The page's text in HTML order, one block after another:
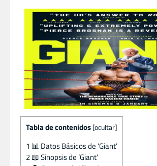
Tabla de contenidos [ocultar]
1 📊 Datos Básicos de ‘Giant’
2📖 Sinopsis de ‘Giant’